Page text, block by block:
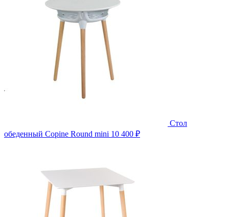
Стол
обеденный Copine Round mini 10 400 ₽